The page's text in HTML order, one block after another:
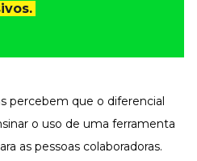
e Negócios
Liderança
percebem que o diferencial
o uso de uma ferramenta
as pessoas colaboradoras.